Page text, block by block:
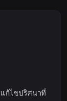
ก้ไขปริศนาที่